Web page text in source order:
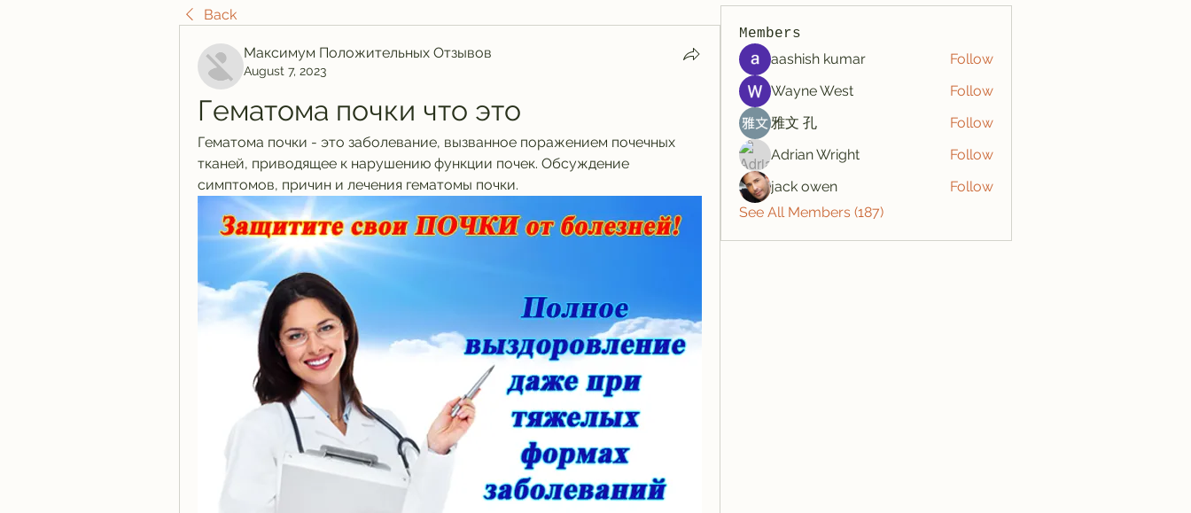
Back
Максимум Положительных Отзывов
August 7, 2023
Гематома почки что это
Гематома почки - это заболевание, вызванное поражением почечных
тканей, приводящее к нарушению функции почек. Обсуждение
симптомов, причин и лечения гематомы почки.
Members
aashish kumar
Follow
Wayne West
Follow
雅文 孔
Follow
Adrian Wright
Follow
jack owen
Follow
See All Members (187)